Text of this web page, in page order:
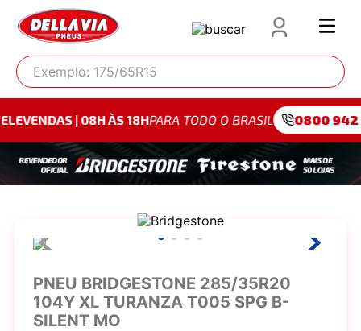
Exemplo: 175/65R15
| 08H ÀS 18H PARA TODO O BRASIL 0800 942 4095
PNEU BRIDGESTONE 285/35R20
104Y XL TURANZA T005 SPG B-
SILENT MO